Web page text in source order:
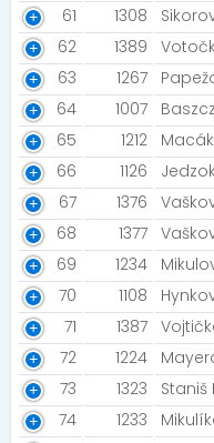
61
1308
62
1389
63
1267
64
1007
65
1212
66
1126
67
1376
68
1377
69
1234
70
1108
71
1387
72
1224
73
1323 Staniš
74
1233